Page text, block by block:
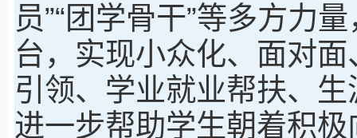
员”“团学骨干”等多方力
台，实现小众化、面对
引领、学业就业帮扶、
进一步帮助学生朝着积